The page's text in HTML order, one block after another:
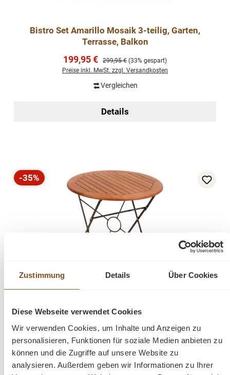
Zustimmung Details Über Cookies
Diese Webseite verwendet Cookies
Wir verwenden Cookies, um Inhalte und Anzeigen zu
personalisieren, Funktionen für soziale Medien anbieten zu
können und die Zugriffe auf unsere Website zu
analysieren. Außerdem geben wir Informationen zu Ihrer
Bistro Set Amarillo Mosaik 3-teilig, Garten,
Terrasse, Balkon
Verkaufspreis:
199,95 € Regulärer Preis:
299,95 € (33% gespart)
Preise inkl. MwSt. zzgl. Versandkosten
Vergleichen
Details
Rabatt
-35%
Terrasse, Balkon
Verkaufspreis:
149,00 € Regulärer Preis:
229,00 € (35% gespart)
Preise inkl. MwSt. zzgl. Versandkosten
Vergleichen